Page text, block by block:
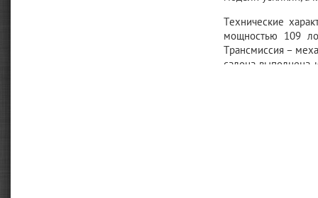
Технические
мощностью 109
Трансмиссия –
салона выполнена